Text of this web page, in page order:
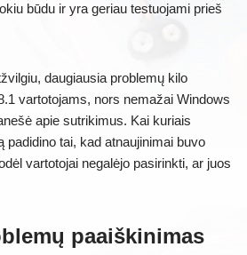
būdu ir yra geriau testuojami prieš
daugiausia problemų kilo
vartotojams, nors nemažai Windows
apie sutrikimus. Kai kuriais
padidino tai, kad atnaujinimai buvo
vartotojai negalėjo pasirinkti, ar juos
paaiškinimas